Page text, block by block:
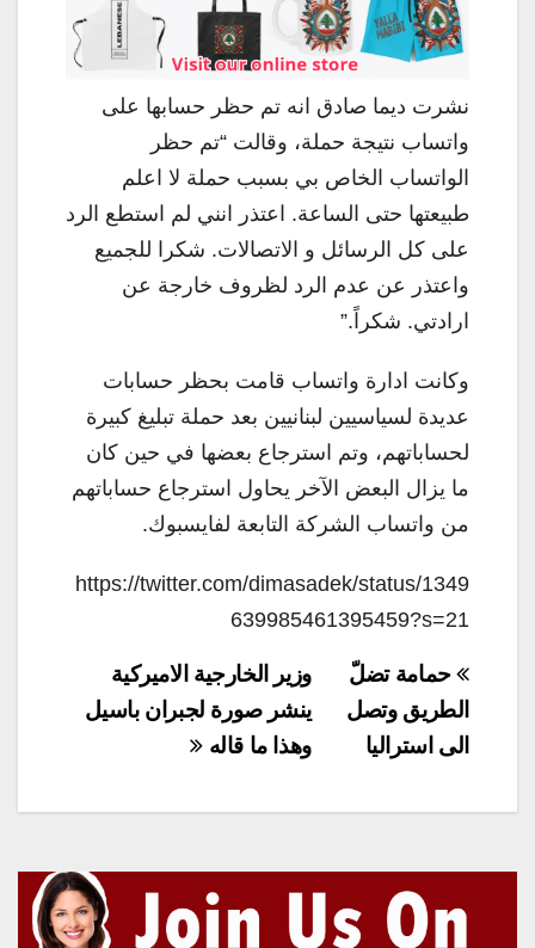
نشرت ديما صادق انه تم حظر حسابها على
واتساب نتيجة حملة، وقالت “تم حظر
الواتساب الخاص بي بسبب حملة لا اعلم
طبيعتها حتى الساعة. اعتذر انني لم استطع الرد
على كل الرسائل و الاتصالات. شكرا للجميع
واعتذر عن عدم الرد لظروف خارجة عن
ارادتي. شكراً.”
وكانت ادارة واتساب قامت بحظر حسابات
عديدة لسياسيين لبنانيين بعد حملة تبليغ كبيرة
لحساباتهم، وتم استرجاع بعضها في حين كان
ما يزال البعض الآخر يحاول استرجاع حساباتهم
من واتساب الشركة التابعة لفايسبوك.
https://twitter.com/dimasadek/status/1349
639985461395459?s=21
تصفّح
المقالات
وزير الخارجية الاميركية
ينشر صورة لجبران باسيل
وهذا ما قاله
حمامة تضلّ
الطريق وتصل
الى استراليا